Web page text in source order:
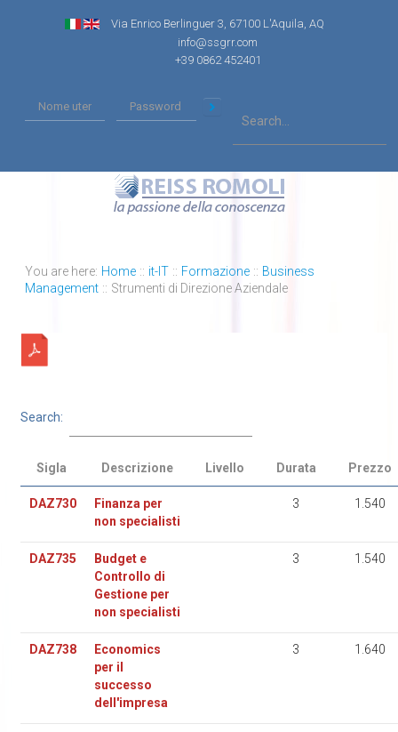
Via Enrico Berlinguer 3, 67100 L'Aquila, AQ
info@ssgrr.com
+39 0862 452401
You are here: Home :: it-IT :: Formazione :: Business
Management :: Strumenti di Direzione Aziendale
Search:
Sigla Descrizione Livello Durata Prezzo
DAZ730
Finanza per
non specialisti
3 1.540
DAZ735
Budget e
Controllo di
Gestione per
non specialisti
3 1.540
DAZ738
Economics
per il
successo
dell'impresa
3 1.640